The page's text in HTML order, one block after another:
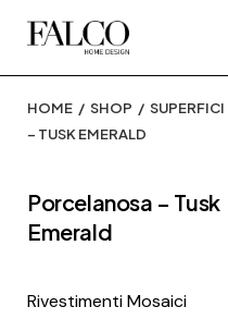
HOME SHOP SUPERFICI
– TUSK EMERALD
Porcelanosa – Tusk
Emerald
Rivestimenti Mosaici